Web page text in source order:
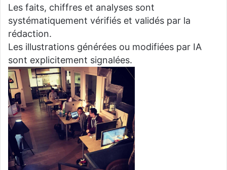
Les faits, chiffres et analyses sont
systématiquement vérifiés et validés par la
rédaction.
Les illustrations générées ou modifiées par IA
sont explicitement signalées.